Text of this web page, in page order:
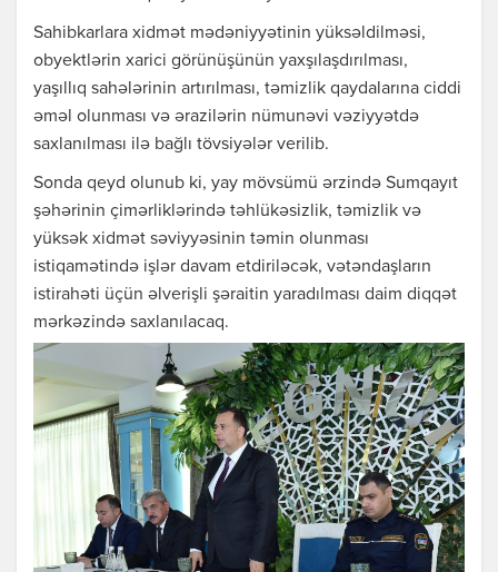
Sahibkarlara xidmət mədəniyyətinin yüksəldilməsi,
obyektlərin xarici görünüşünün yaxşılaşdırılması,
yaşıllıq sahələrinin artırılması, təmizlik qaydalarına ciddi
əməl olunması və ərazilərin nümunəvi vəziyyətdə
saxlanılması ilə bağlı tövsiyələr verilib.
Sonda qeyd olunub ki, yay mövsümü ərzində Sumqayıt
şəhərinin çimərliklərində təhlükəsizlik, təmizlik və
yüksək xidmət səviyyəsinin təmin olunması
istiqamətində işlər davam etdiriləcək, vətəndaşların
istirahəti üçün əlverişli şəraitin yaradılması daim diqqət
mərkəzində saxlanılacaq.